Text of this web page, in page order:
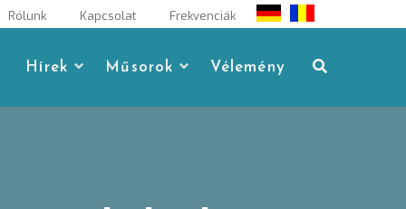
Rólunk Kapcsolat Frekvenciák
Hírek Műsorok Vélemény